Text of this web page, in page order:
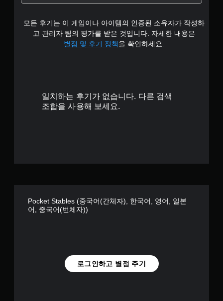
.
1
모든 후기는 이 게임이나 아이템의 인증된 소유자가 작성하
고 관리자 팀의 평가를 받은 것입니다. 자세한 내용은
별점 및 후기 정책을 확인하세요.
일치하는 후기가 없습니다. 다른 검색
조합을 사용해 보세요.
Pocket Stables (중국어(간체자), 한국어, 영어, 일본
어, 중국어(번체자))
로그인하고 별점 주기